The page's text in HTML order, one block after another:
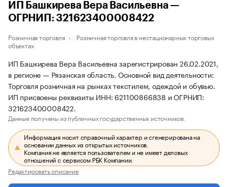
ИП Башкирева Вера Васильевна —
ОГРНИП: 321623400008422
Розничная торговля
Розничная торговля в нестационарных торговых
объектах
ИП Башкирева Вера Васильевна зарегистрирован 26.02.2021,
в регионе — Рязанская область. Основной вид деятельности:
Торговля розничная на рынках текстилем, одеждой и обувью.
ИП присвоены реквизиты ИНН: 621100866838 и ОГРНИП:
321623400008422.
Данные получены из публичных государственных источников.
Информация носит справочный характер и сгенерирована на
основании данных из открытых источников.
Компания не является пользователем и не имеет деловых
отношений с сервисом РБК Компании.
Редактировать описание